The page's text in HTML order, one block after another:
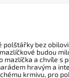
polštářky bez
budou
a chvíle s
hravým a
krmivu, pro